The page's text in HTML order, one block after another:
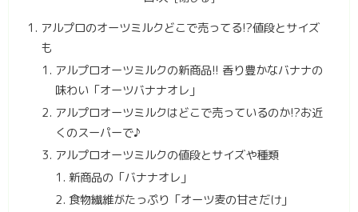
アルプロのオーツミルクどこで売ってる!?値段とサイズ
も
アルプロオーツミルクの新商品!! 香り豊かなバナナの
味わい「オーツバナナオレ」
アルプロオーツミルクはどこで売っているのか!?お近
くのスーパーで♪
アルプロオーツミルクの値段とサイズや種類
新商品の「バナナオレ」
食物繊維がたっぷり「オーツ麦の甘さだけ」